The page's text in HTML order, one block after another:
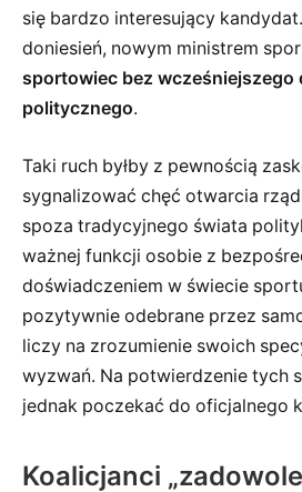
się bardzo interesujący
doniesień, nowym ministrem
sportowiec bez wcześniejszego
politycznego.
Taki ruch byłby z pewnością
sygnalizować chęć otwarcia
spoza tradycyjnego świata
ważnej funkcji osobie z
doświadczeniem w świecie
pozytywnie odebrane przez
liczy na zrozumienie swoich
wyzwań. Na potwierdzenie tych
jednak poczekać do oficjalnego
Koalicjanci